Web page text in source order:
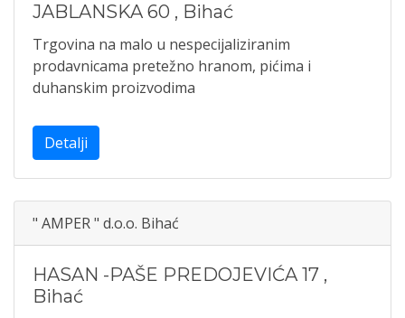
JABLANSKA 60 , Bihać
Trgovina na malo u nespecijaliziranim
prodavnicama pretežno hranom, pićima i
duhanskim proizvodima
Detalji
" AMPER " d.o.o. Bihać
HASAN -PAŠE PREDOJEVIĆA 17 ,
Bihać